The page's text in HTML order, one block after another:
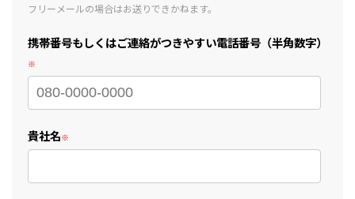
フリーメールの場合はお送りできかねます。
携帯番号もしくはご連絡がつきやすい電話番号（半角数字）
貴社名